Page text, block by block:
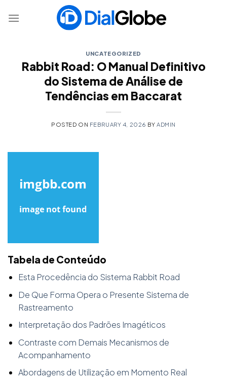
UNCATEGORIZED
Rabbit Road: O Manual Definitivo
do Sistema de Análise de
Tendências em Baccarat
POSTED ON FEBRUARY 4, 2026 BY ADMIN
Tabela de Conteúdo
Esta Procedência do Sistema Rabbit Road
De Que Forma Opera o Presente Sistema de
Rastreamento
Interpretação dos Padrões Imagéticos
Contraste com Demais Mecanismos de
Acompanhamento
Abordagens de Utilização em Momento Real